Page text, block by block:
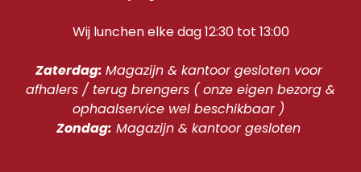
Wij lunchen elke dag 12:30 tot 13:00
Zaterdag: Magazijn & kantoor gesloten voor
afhalers / terug brengers ( onze eigen bezorg &
ophaalservice wel beschikbaar )
Zondag: Magazijn & kantoor gesloten